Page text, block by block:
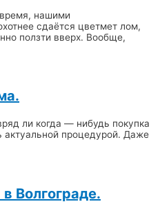
нашими
сдаётся цветмет лом,
ползти вверх. Вообще,
ли когда — нибудь покупка
актуальной процедурой. Даже
Волгограде.